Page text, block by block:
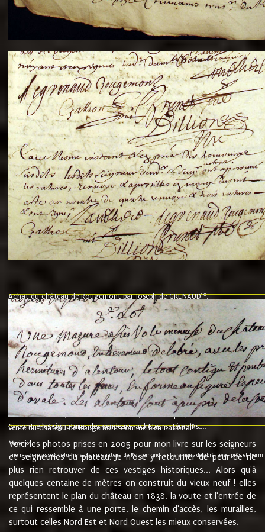
Achat du château de Rougemont par Joseph de GRENAUD10.
"l'an mil six cent soixante treze le ving neuvième jour du mois de
nommé fut présent Messire Claude Guillaume de Moyriat chevalier baron
vend, purement simplement et irrevocablement a monseigneur monsieur
et chavannes conseiller du roy au parlement de Bourgogne, present et
que le dit seigneur Baron de la Vellière a sur ses hommes, indivisables et
de la Velliere tout ainsi et comme le dit seigneur Baron et ses
présent......"
suivent les rentes, donation des terriers, etc... au prix de 880 livre louis
Ci contre les signatures des vendeurs, acheteurs, témoins....
vente du château de Rougemont comme bien national9.
"3ème lot
une mazure assez volumineuse du chateau de Rougemond, entierement delabré, avec près et
Voici les photos prises en 2005 pour mon livre sur les seigneurs
et seigneuries du plateau. Je n'ose y retourner de peur de ne
plus rien retrouver de ces vestiges historiques... Alors qu'à
quelques centaine de mètres on construit du vieux neuf ! elles
représentent le plan du château en 1838, la voute et l'entrée de
ce qui ressemble à une porte, le chemin d'accès, les murailles,
surtout celles Nord Est et Nord Ouest les mieux conservées.